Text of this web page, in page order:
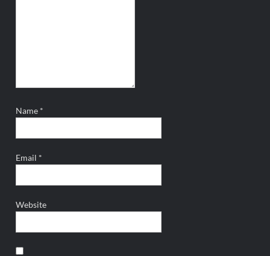
Name *
Email *
Website